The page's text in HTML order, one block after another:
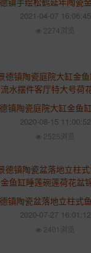
2021-04-07 16:06:45
2274浏览
2020-08-15 11:00:52
2525浏览
2020-07-27 16:01:12
2401浏览